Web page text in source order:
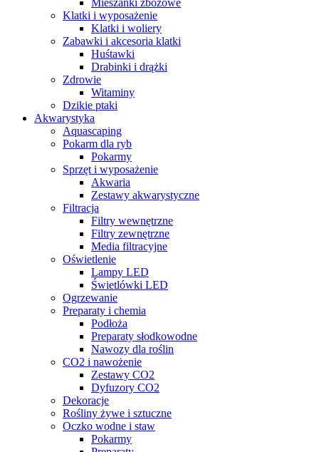
Mieszanki zbożowe
Klatki i wyposażenie
Klatki i woliery
Zabawki i akcesoria klatki
Huśtawki
Drabinki i drążki
Zdrowie
Witaminy
Dzikie ptaki
Akwarystyka
Aquascaping
Pokarm dla ryb
Pokarmy
Sprzęt i wyposażenie
Akwaria
Zestawy akwarystyczne
Filtracja
Filtry wewnętrzne
Filtry zewnętrzne
Media filtracyjne
Oświetlenie
Lampy LED
Świetlówki LED
Ogrzewanie
Preparaty i chemia
Podłoża
Preparaty słodkowodne
Nawozy dla roślin
CO2 i nawożenie
Zestawy CO2
Dyfuzory CO2
Dekoracje
Rośliny żywe i sztuczne
Oczko wodne i staw
Pokarmy